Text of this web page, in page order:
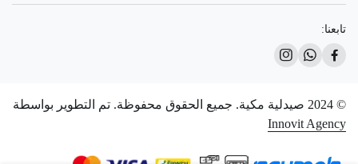
تابعنا:
© 2024 صيدلية مكية. جميع الحقوق محفوظة. تم التطوير بواسطة
Innovit Agency